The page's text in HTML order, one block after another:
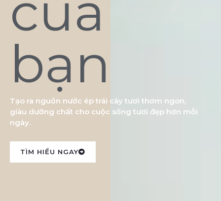
bạn
Tạo ra nguồn nước ép trái cây tươi thơm ngon,
giàu dưỡng chất cho cuộc sống tươi đẹp hơn mỗi
ngày.
TÌM HIỂU NGAY